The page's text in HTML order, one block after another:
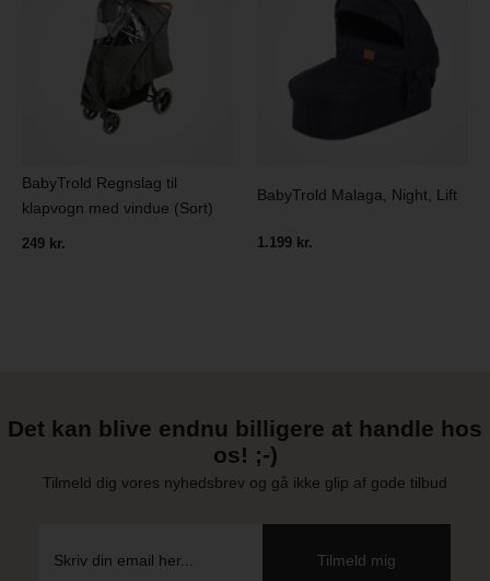
BabyTrold Regnslag til
klapvogn med vindue (Sort)
249 kr.
BabyTrold Malaga, Night, Lift
1.199 kr.
Det kan blive endnu billigere at handle hos
os! ;-)
Tilmeld dig vores nyhedsbrev og gå ikke glip af gode tilbud